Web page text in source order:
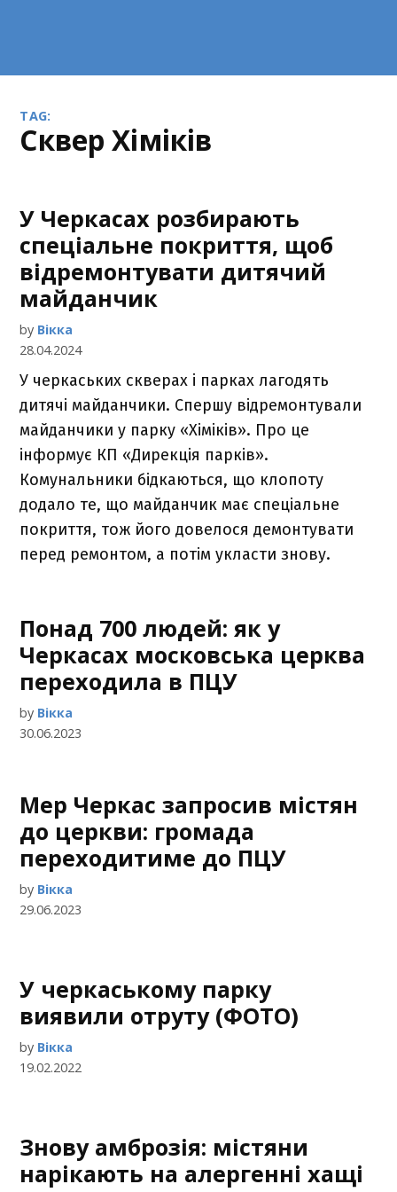
TAG:
сквер Хіміків
У Черкасах розбирають
спеціальне покриття, щоб
відремонтувати дитячий
майданчик
by Вікка
28.04.2024
У черкаських скверах і парках лагодять
дитячі майданчики. Спершу відремонтували
майданчики у парку «Хіміків». Про це
інформує КП «Дирекція парків».
Комунальники бідкаються, що клопоту
додало те, що майданчик має спеціальне
покриття, тож його довелося демонтувати
перед ремонтом, а потім укласти знову.
Понад 700 людей: як у
Черкасах московська церква
переходила в ПЦУ
by Вікка
30.06.2023
Мер Черкас запросив містян
до церкви: громада
переходитиме до ПЦУ
by Вікка
29.06.2023
У черкаському парку
виявили отруту (ФОТО)
by Вікка
19.02.2022
Знову амброзія: містяни
нарікають на алергенні хащі